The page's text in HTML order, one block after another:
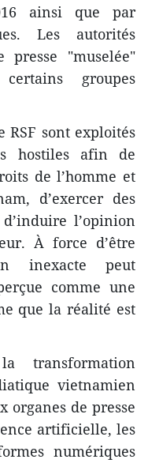
ainsi que par
Les autorités
presse "muselée"
groupes
RSF sont exploités
hostiles afin de
de l’homme et
d’exercer des
l’opinion
À force d’être
inexacte peut
comme une
que la réalité est
transformation
vietnamien
organes de presse
artificielle, les
numériques